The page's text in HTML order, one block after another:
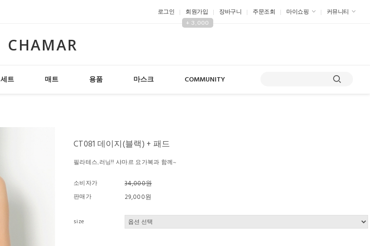
로그인 회원가입
+ 3,000
장바구니 주문조회 마이쇼핑 커뮤니티
CHAMAR
세트 매트 용품 마스크 COMMUNITY
CT081 데이지(블랙) + 패드
필라테스,러닝!! 샤마르 요가복과 함께~
소비자가 34,000원
판매가 29,000원
size